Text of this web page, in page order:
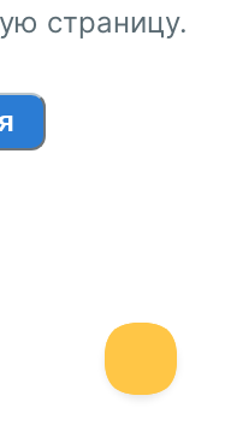
страницу.